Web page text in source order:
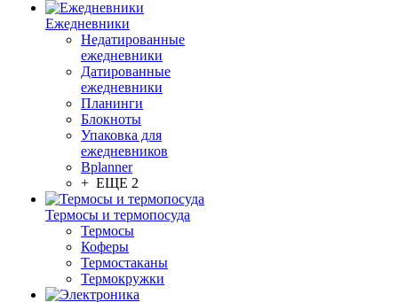
Ежедневники
Недатированные
ежедневники
Датированные
ежедневники
Планинги
Блокноты
Упаковка для
ежедневников
Bplanner
+ ЕЩЕ 2
Термосы и термопосуда
Термосы
Коферы
Термостаканы
Термокружки